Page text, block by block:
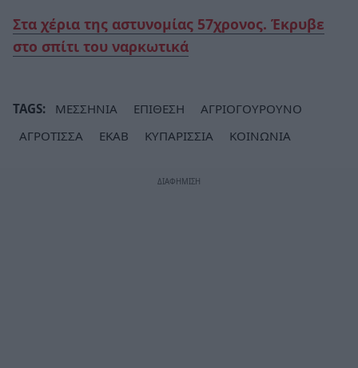
Στα χέρια της αστυνομίας 57χρονος. Έκρυβε
στο σπίτι του ναρκωτικά
TAGS: ΜΕΣΣΗΝΙΑ ΕΠΙΘΕΣΗ
ΑΓΡΙΟΓΟΥΡΟΥΝΟ
ΑΓΡΟΤΙΣΣΑ
ΕΚΑΒ ΚΥΠΑΡΙΣΣΙΑ ΚΟΙΝΩΝΙΑ